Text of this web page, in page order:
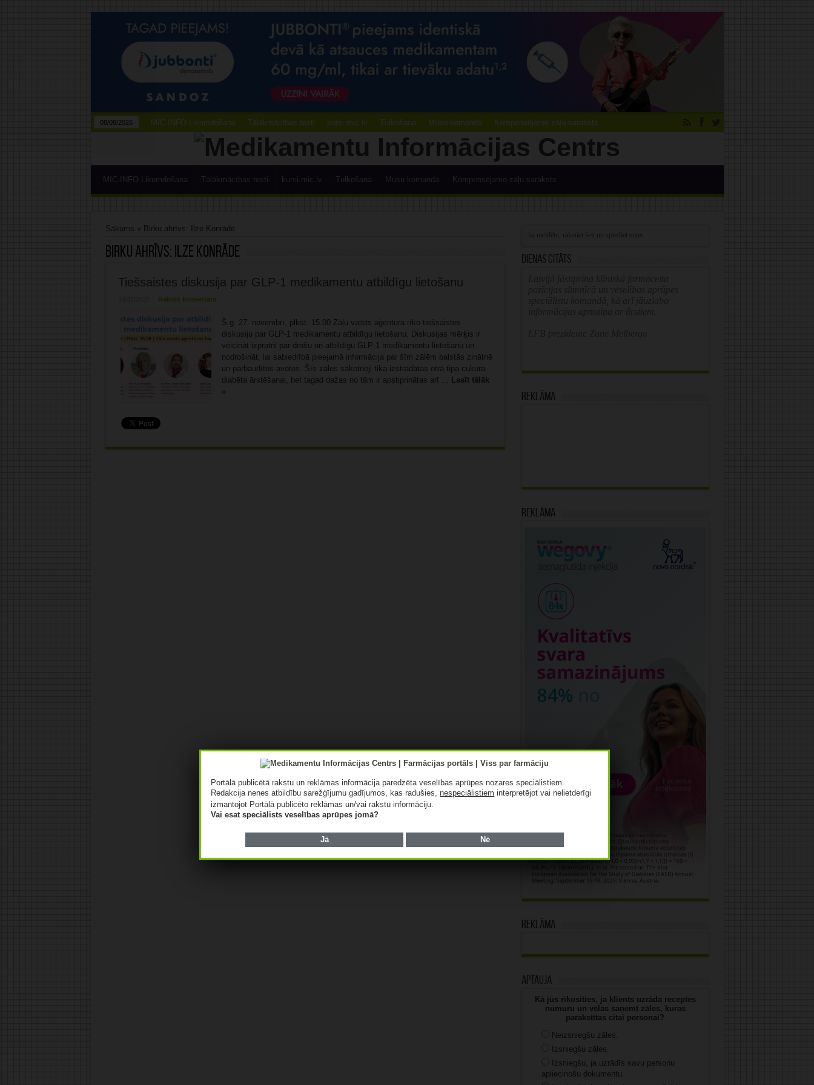
08/08/2026 MIC-INFO Likumdošana Tālākmācības testi kursi.mic.lv Tulkošana Mūsu komanda Kompensējamo zāļu saraksts
MIC-INFO Likumdošana Tālākmācības testi kursi.mic.lv Tulkošana Mūsu komanda Kompensējamo zāļu saraksts
Sākums » Birku ahrīvs: Ilze Konrāde
Birku ahrīvs: Ilze Konrāde
Tiešsaistes diskusija par GLP-1 medikamentu atbildīgu lietošanu
Rakstīt komentāru
Š.g. 27. novembrī, plkst. 15.00 Zāļu valsts aģentūra rīko tiešsaistes
diskusiju par GLP-1 medikamentu atbildīgu lietošanu. Diskusijas mērķis ir
veicināt izpratni par drošu un atbildīgu GLP-1 medikamentu lietošanu un
nodrošināt, lai sabiedrībā pieejamā informācija par šīm zālēm balstās zinātnē
un pārbaudītos avotos. Šīs zāles sākotnēji tika izstrādātas otrā tipa cukura
diabēta ārstēšanai, bet tagad dažas no tām ir apstiprinātas arī ... Lasīt tālāk
»
Dienas citāts
Reklāma
Reklāma
Reklāma
Aptauja
Kā jūs rīkosities, ja klients uzrāda receptes
numuru un vēlas saņemt zāles, kuras
parakstītas citai personai?
Neizsniegšu zāles.
Izsniegšu zāles.
Izsniegšu, ja uzrādīs savu personu
apliecinošu dokumentu.
Portālā publicētā rakstu un reklāmas informācija paredzēta veselības aprūpes nozares speciālistiem.
Redakcija nenes atbildību sarežģījumu gadījumos, kas radušies,nespeciālistiem interpretējot vai nelietderīgi
izmantojot Portālā publicēto reklāmas un/vai rakstu informāciju.
Vai esat speciālists veselības aprūpes jomā?
Jā Nē